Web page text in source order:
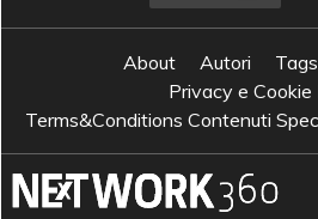
About Autori Tags
Privacy e Cookie
Terms&Conditions Contenuti